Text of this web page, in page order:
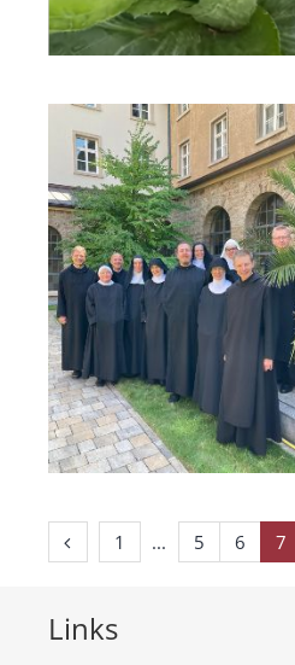
Vorherige Seite
Erste Seite
1 5 6 7
Links